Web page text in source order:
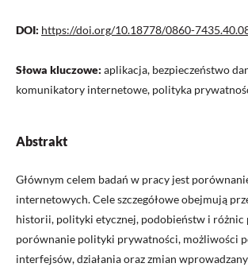
DOI: https://doi.org/10.18778/0860-
Słowa kluczowe: aplikacja, bezpieczeństwo
komunikatory internetowe, polityka
Abstrakt
Głównym celem badań w pracy jest
internetowych. Cele szczegółowe obejmują
historii, polityki etycznej, podobieństw i różnic
porównanie polityki prywatności, możliwości
interfejsów, działania oraz zmian